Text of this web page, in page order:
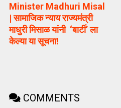
Minister Madhuri Misal
| सामाजिक न्याय राज्यमंत्री
माधुरी मिसाळ यांनी ‘बार्टी’ ला
केल्या या सूचना!
COMMENTS